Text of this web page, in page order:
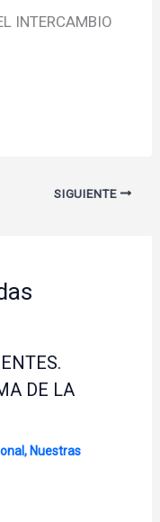
INTERCAMBIO
SIGUIENTE
DE LA
,Nuestras